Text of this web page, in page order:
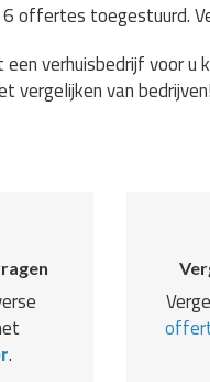
offertes toegestuurd.
verhuisbedrijf voor
vergelijken van bedrijven!
.